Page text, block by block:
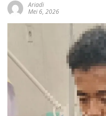
Ariadi
Mei 6, 2026